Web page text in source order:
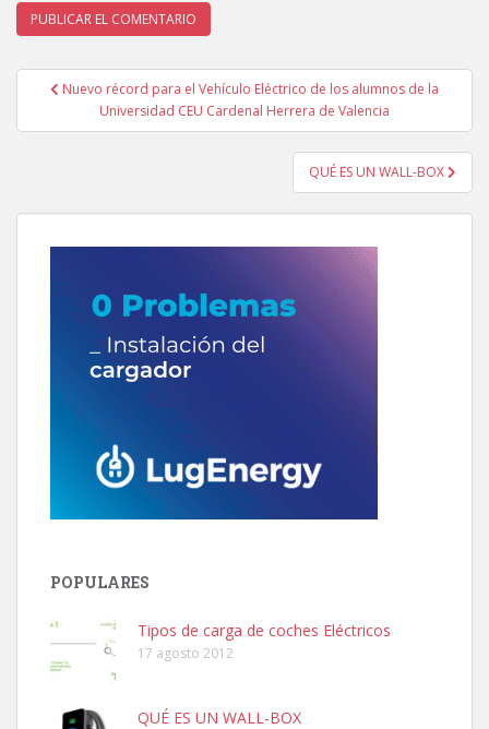
Navegación
entradas
Nuevo récord para el Vehículo Eléctrico de los alumnos de la
Universidad CEU Cardenal Herrera de Valencia
QUÉ ES UN WALL-BOX
POPULARES
Tipos de carga de coches Eléctricos
17 agosto 2012
QUÉ ES UN WALL-BOX